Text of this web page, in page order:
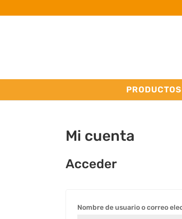
PRODUCTOS
Mi cuenta
Acceder
Nombre de usuario o correo